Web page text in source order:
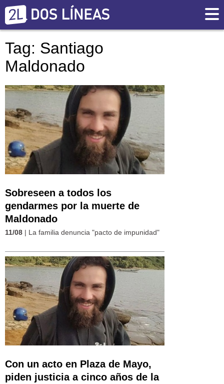
Tag: Santiago
Maldonado
Sobreseen a todos los
gendarmes por la muerte de
Maldonado
11/08 | La familia denuncia "pacto de impunidad"
Con un acto en Plaza de Mayo,
piden justicia a cinco años de la